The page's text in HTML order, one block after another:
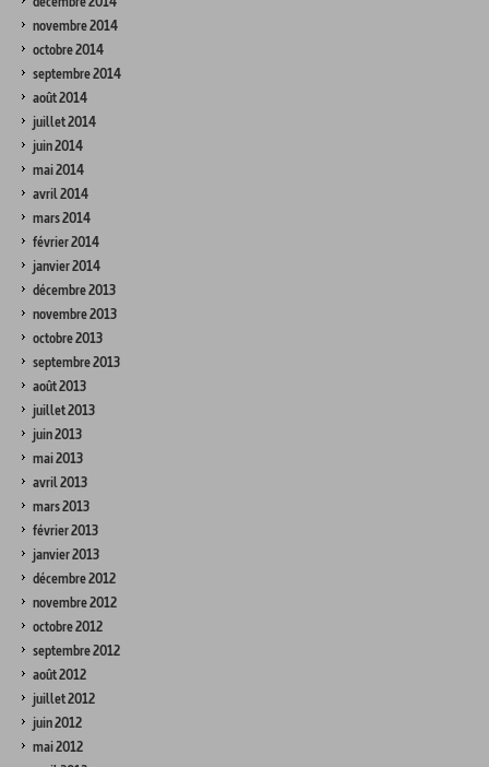
novembre 2014
octobre 2014
septembre 2014
août 2014
juillet 2014
juin 2014
mai 2014
avril 2014
mars 2014
février 2014
janvier 2014
décembre 2013
novembre 2013
octobre 2013
septembre 2013
août 2013
juillet 2013
juin 2013
mai 2013
avril 2013
mars 2013
février 2013
janvier 2013
décembre 2012
novembre 2012
octobre 2012
septembre 2012
août 2012
juillet 2012
juin 2012
mai 2012